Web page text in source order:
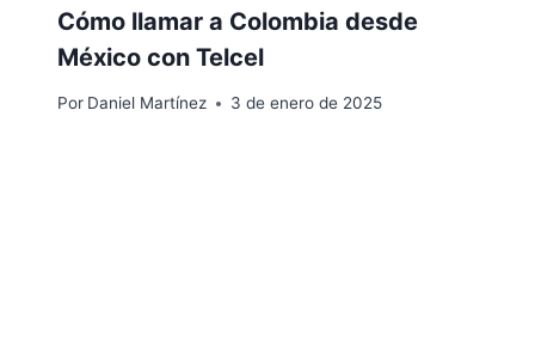
Cómo llamar a Colombia desde
México con Telcel
Por Daniel Martínez 3 de enero de 2025